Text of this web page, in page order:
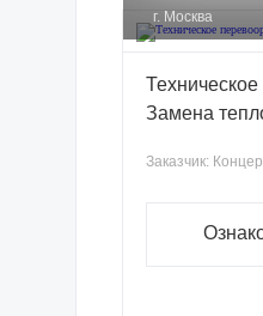
г. Москва
Замена
Заказчик: